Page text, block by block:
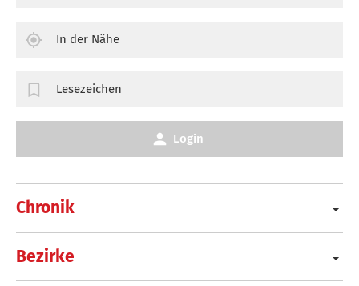
Chronik
Bezirke
In der Nähe
Lesezeichen
Login